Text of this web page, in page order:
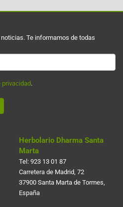
Te informamos de todas
.
Herbolario Dharma Santa
Marta
Tel: 923 13 01 87
Carretera de Madrid, 72
37900 Santa Marta de Tormes,
España